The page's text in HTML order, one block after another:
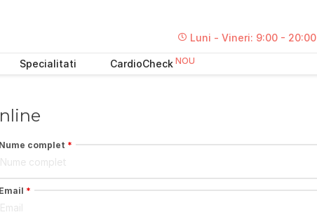
Luni - Vineri: 9:00 - 20:00
Specialitati CardioCheck
Nume complet *
Email *